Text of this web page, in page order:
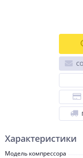
Характеристики
Модель компрессора